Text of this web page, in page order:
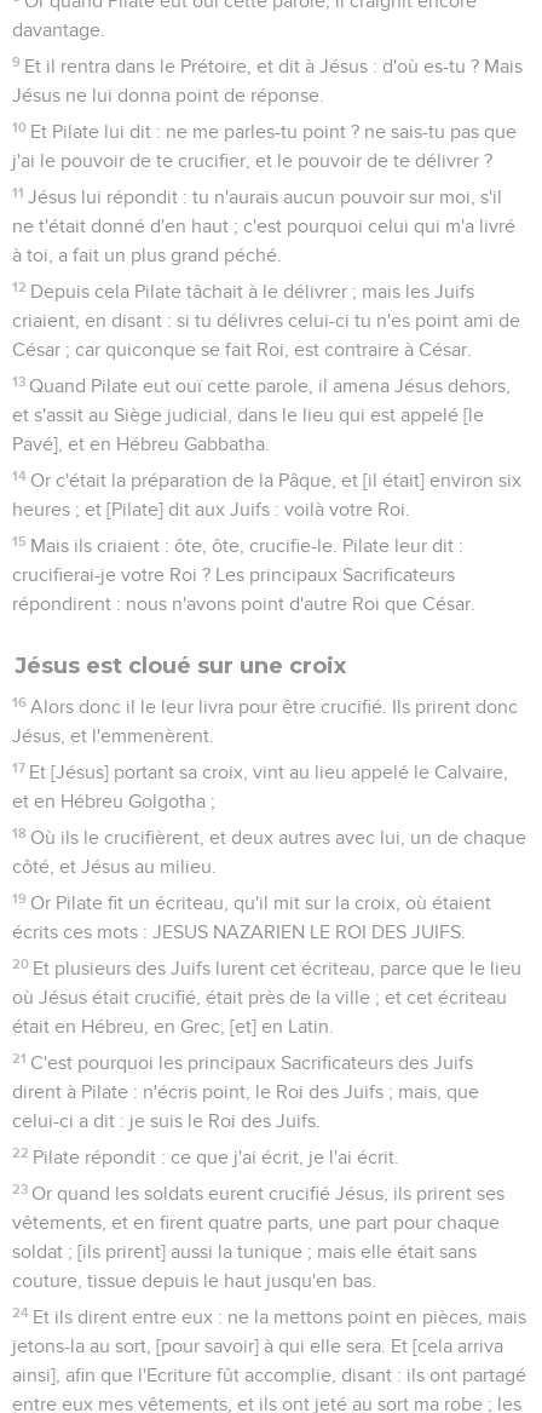
davantage.
9 Et il rentra dans le Prétoire, et dit à Jésus : d'où es-tu ? Mais
Jésus ne lui donna point de réponse.
10 Et Pilate lui dit : ne me parles-tu point ? ne sais-tu pas que
j'ai le pouvoir de te crucifier, et le pouvoir de te délivrer ?
11 Jésus lui répondit : tu n'aurais aucun pouvoir sur moi, s'il
ne t'était donné d'en haut ; c'est pourquoi celui qui m'a livré
à toi, a fait un plus grand péché.
12 Depuis cela Pilate tâchait à le délivrer ; mais les Juifs
criaient, en disant : si tu délivres celui-ci tu n'es point ami de
César ; car quiconque se fait Roi, est contraire à César.
13 Quand Pilate eut ouï cette parole, il amena Jésus dehors,
et s'assit au Siège judicial, dans le lieu qui est appelé [le
Pavé], et en Hébreu Gabbatha.
14 Or c'était la préparation de la Pâque, et [il était] environ six
heures ; et [Pilate] dit aux Juifs : voilà votre Roi.
15 Mais ils criaient : ôte, ôte, crucifie-le. Pilate leur dit :
crucifierai-je votre Roi ? Les principaux Sacrificateurs
répondirent : nous n'avons point d'autre Roi que César.
Jésus est cloué sur une croix
16 Alors donc il le leur livra pour être crucifié. Ils prirent donc
Jésus, et l'emmenèrent.
17 Et [Jésus] portant sa croix, vint au lieu appelé le Calvaire,
et en Hébreu Golgotha ;
18 Où ils le crucifièrent, et deux autres avec lui, un de chaque
côté, et Jésus au milieu.
19 Or Pilate fit un écriteau, qu'il mit sur la croix, où étaient
écrits ces mots : JESUS NAZARIEN LE ROI DES JUIFS.
20 Et plusieurs des Juifs lurent cet écriteau, parce que le lieu
où Jésus était crucifié, était près de la ville ; et cet écriteau
était en Hébreu, en Grec, [et] en Latin.
21 C'est pourquoi les principaux Sacrificateurs des Juifs
dirent à Pilate : n'écris point, le Roi des Juifs ; mais, que
celui-ci a dit : je suis le Roi des Juifs.
22 Pilate répondit : ce que j'ai écrit, je l'ai écrit.
23 Or quand les soldats eurent crucifié Jésus, ils prirent ses
vêtements, et en firent quatre parts, une part pour chaque
soldat ; [ils prirent] aussi la tunique ; mais elle était sans
couture, tissue depuis le haut jusqu'en bas.
24 Et ils dirent entre eux : ne la mettons point en pièces, mais
jetons-la au sort, [pour savoir] à qui elle sera. Et [cela arriva
ainsi], afin que l'Ecriture fût accomplie, disant : ils ont partagé
entre eux mes vêtements, et ils ont jeté au sort ma robe ; les